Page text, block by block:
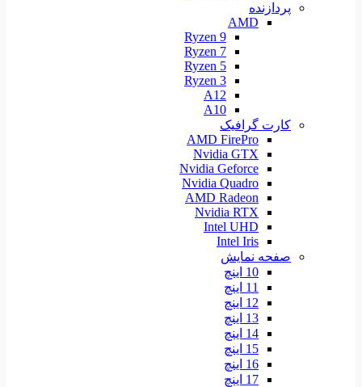
پردازنده
AMD
Ryzen 9
Ryzen 7
Ryzen 5
Ryzen 3
A12
A10
کارت گرافیک
AMD FirePro
Nvidia GTX
Nvidia Geforce
Nvidia Quadro
AMD Radeon
Nvidia RTX
Intel UHD
Intel Iris
صفحه نمایش
10 اینچ
11 اینچ
12 اینچ
13 اینچ
14 اینچ
15 اینچ
16 اینچ
17 اینچ